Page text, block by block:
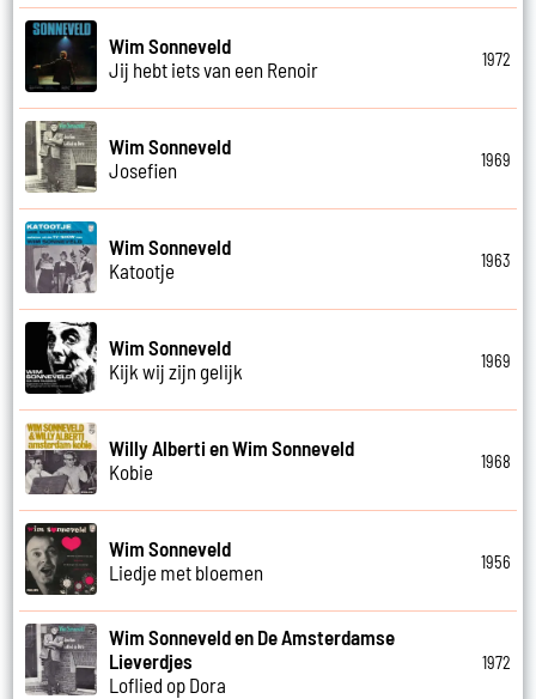
Wim Sonneveld
Jij hebt iets van een Renoir
1972
Wim Sonneveld
Josefien
1969
Wim Sonneveld
Katootje
1963
Wim Sonneveld
Kijk wij zijn gelijk
1969
Willy Alberti en Wim Sonneveld
Kobie
1968
Wim Sonneveld
Liedje met bloemen
1956
Wim Sonneveld en De Amsterdamse
Lieverdjes
Loflied op Dora
1972